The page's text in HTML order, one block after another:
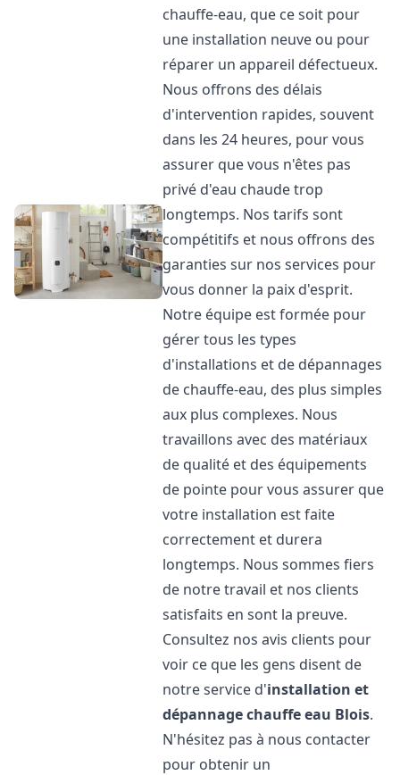
chauffe-eau, que ce soit pour
une installation neuve ou pour
réparer un appareil défectueux.
Nous offrons des délais
d'intervention rapides, souvent
dans les 24 heures, pour vous
assurer que vous n'êtes pas
privé d'eau chaude trop
longtemps. Nos tarifs sont
compétitifs et nous offrons des
garanties sur nos services pour
vous donner la paix d'esprit.
Notre équipe est formée pour
gérer tous les types
d'installations et de dépannages
de chauffe-eau, des plus simples
aux plus complexes. Nous
travaillons avec des matériaux
de qualité et des équipements
de pointe pour vous assurer que
votre installation est faite
correctement et durera
longtemps. Nous sommes fiers
de notre travail et nos clients
satisfaits en sont la preuve.
Consultez nos avis clients pour
voir ce que les gens disent de
notre service d'installation et
dépannage chauffe eau Blois.
N'hésitez pas à nous contacter
pour obtenir un